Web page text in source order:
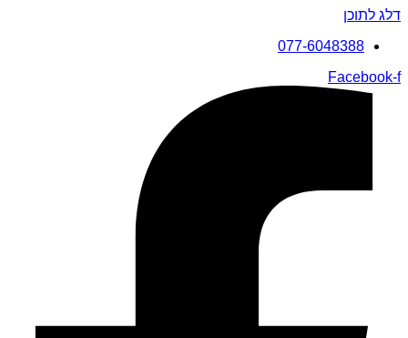
דלג לתוכן
077-6048388
Facebook-f